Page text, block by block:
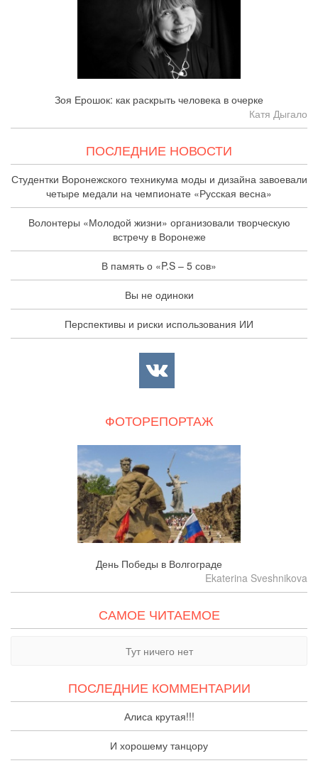
Зоя Ерошок: как раскрыть человека в очерке
Катя Дыгало
ПОСЛЕДНИЕ НОВОСТИ
Студентки Воронежского техникума моды и дизайна завоевали
четыре медали на чемпионате «Русская весна»
Волонтеры «Молодой жизни» организовали творческую
встречу в Воронеже
В память о «P.S – 5 сов»
Вы не одиноки
Перспективы и риски использования ИИ
ФОТОРЕПОРТАЖ
День Победы в Волгограде
Ekaterina Sveshnikova
САМОЕ ЧИТАЕМОЕ
Тут ничего нет
ПОСЛЕДНИЕ КОММЕНТАРИИ
Алиса крутая!!!
И хорошему танцору